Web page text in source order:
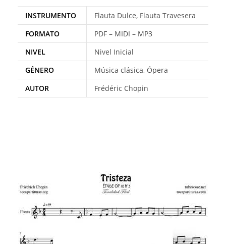
INSTRUMENTO
Flauta Dulce, Flauta Travesera
FORMATO
PDF – MIDI – MP3
NIVEL
Nivel Inicial
GÉNERO
Música clásica, Ópera
AUTOR
Frédéric Chopin